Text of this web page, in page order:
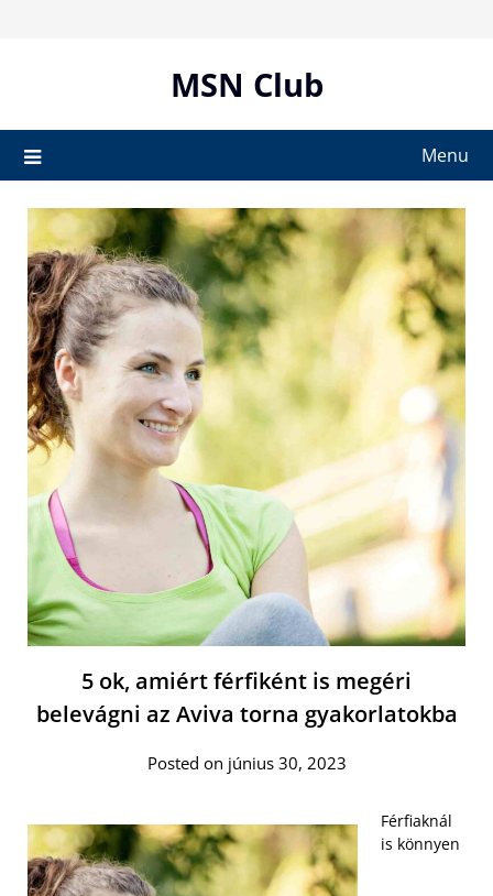
MSN Club
Menu
5 ok, amiért férfiként is megéri
belevágni az Aviva torna gyakorlatokba
Posted on június 30, 2023
Férfiaknál
is könnyen